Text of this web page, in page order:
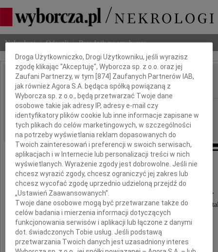
Nekrologi Odeszli Poradnik pogrzebowy
IMIĘ I NAZWISKO: Eugeniusz Wesoły
REGION: Częstochowa
DATA EMISJI: 14.03.2014
Śmierć stawia nas w obliczu bezsilności,
która obezwładnia i zabiera nas w nieznane.
A kiedy pojawia się, kradnąc ukochaną osobę,
przeszywa serce bólem, który przypomina nam
jacy jesteśmy wobec niej bezsilni.
Zawiadamiamy,
Dbamy o Twoją prywatność
Droga Użytkowniczko, Drogi Użytkowniku, jeśli wyrazisz
zgodę klikając "Akceptuję", Wyborcza sp. z o.o. oraz jej
Zaufani Partnerzy, w tym [874 ] Zaufanych Partnerów IAB,
jak również Agora S.A. będąca spółką powiązaną z
Wyborcza sp. z o.o., będą przetwarzać Twoje dane
osobowe takie jak adresy IP, adresy e-mail czy
identyfikatory plików cookie lub inne informacje zapisane w
tych plikach do celów marketingowych, w szczególności
na potrzeby wyświetlania reklam dopasowanych do
Twoich zainteresowań i preferencji w swoich serwisach,
aplikacjach i w Internecie lub personalizacji treści w nich
wyświetlanych. Wyrażenie zgody jest dobrowolne. Jeśli nie
chcesz wyrazić zgody, chcesz ograniczyć jej zakres lub
chcesz wycofać zgodę uprzednio udzieloną przejdź do
„Ustawień Zaawansowanych”.
Twoje dane osobowe mogą być przetwarzane także do
celów badania i mierzenia informacji dotyczących
funkcjonowania serwisów i aplikacji lub łączone z danymi
dot. świadczonych Tobie usług. Jeśli podstawą
przetwarzania Twoich danych jest uzasadniony interes